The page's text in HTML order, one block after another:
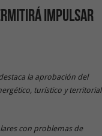
impulsar
la aprobación del
turístico y territorial
con problemas de